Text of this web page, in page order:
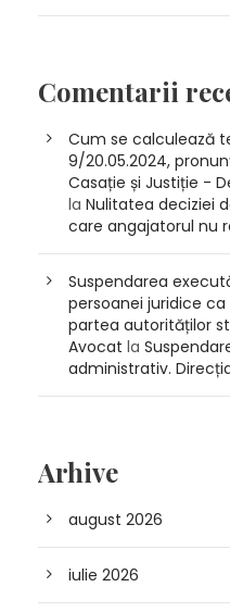
Comentarii
Cum se calculează
9/20.05.2024,
Casație și Justiție -
la Nulitatea deciziei
care angajatorul nu
Suspendarea
persoanei juridice
partea autorităților
Avocat la
administrativ.
Arhive
august 2026
iulie 2026